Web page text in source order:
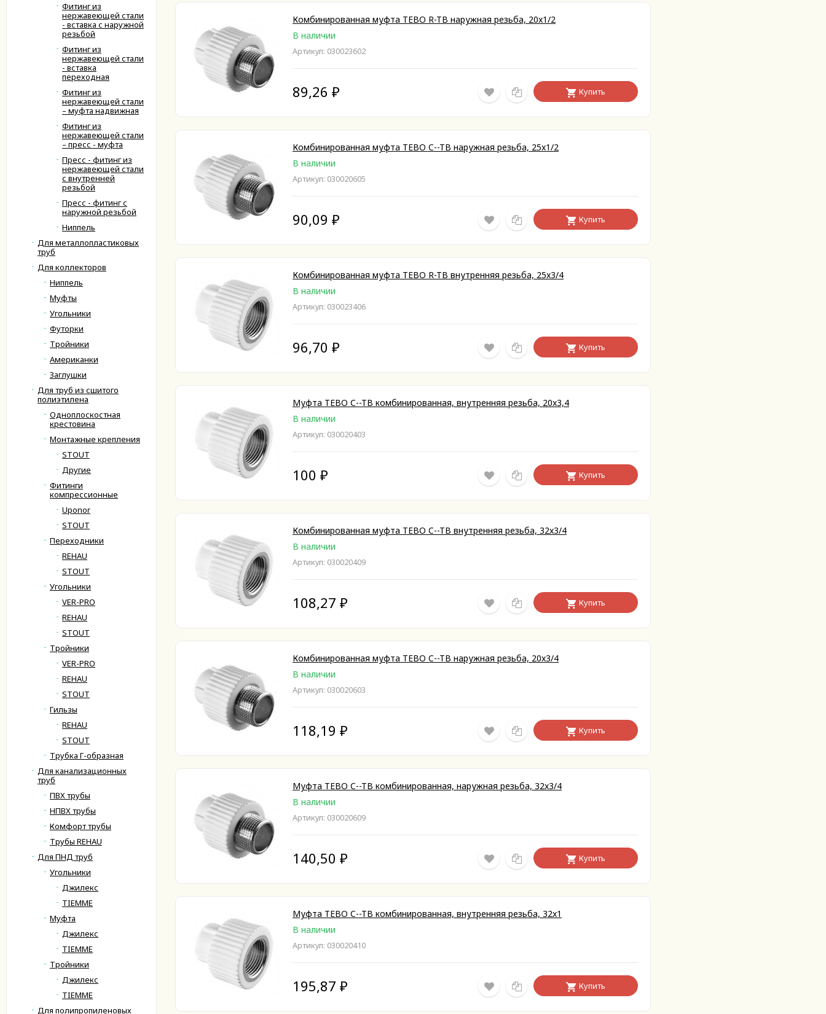
Фитинг из
нержавеющей стали
- вставка с наружной
резьбой
Фитинг из
нержавеющей стали
- вставка
переходная
Фитинг из
нержавеющей стали
– муфта надвижная
Фитинг из
нержавеющей стали
– пресс - муфта
Пресс - фитинг из
нержавеющей стали
с внутренней
резьбой
Пресс - фитинг с
наружной резьбой
Ниппель
Для металлопластиковых
труб
Для коллекторов
Ниппель
Муфты
Угольники
Футорки
Тройники
Американки
Заглушки
Для труб из сшитого
полиэтилена
Одноплоскостная
крестовина
Монтажные крепления
STOUT
Другие
Фитинги
компрессионные
Uponor
STOUT
Переходники
REHAU
STOUT
Угольники
VER-PRO
REHAU
STOUT
Тройники
VER-PRO
REHAU
STOUT
Гильзы
REHAU
STOUT
Трубка Г-образная
Для канализационных
труб
ПВХ трубы
НПВХ трубы
Комфорт трубы
Трубы REHAU
Для ПНД труб
Угольники
Джилекс
TIEMME
Муфта
Джилекс
TIEMME
Тройники
Джилекс
TIEMME
Для полипропиленовых
Комбинированная муфта TEBO R-TB наружная резьба, 20x1/2
В наличии
Артикул: 030023602
89,26 ₽ Купить
Комбинированная муфта TEBO C--TB наружная резьба, 25x1/2
В наличии
Артикул: 030020605
90,09 ₽ Купить
Комбинированная муфта TEBO R-TB внутренняя резьба, 25x3/4
В наличии
Артикул: 030023406
96,70 ₽ Купить
Муфта TEBO C--TB комбинированная, внутренняя резьба, 20x3,4
В наличии
Артикул: 030020403
100 ₽ Купить
Комбинированная муфта TEBO C--TB внутренняя резьба, 32x3/4
В наличии
Артикул: 030020409
108,27 ₽ Купить
Комбинированная муфта TEBO C--TB наружная резьба, 20x3/4
В наличии
Артикул: 030020603
118,19 ₽ Купить
Муфта TEBO C--TB комбинированная, наружная резьба, 32x3/4
В наличии
Артикул: 030020609
140,50 ₽ Купить
Муфта TEBO C--TB комбинированная, внутренняя резьба, 32x1
В наличии
Артикул: 030020410
195,87 ₽ Купить